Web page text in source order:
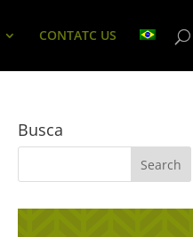
CONTATC US
Busca